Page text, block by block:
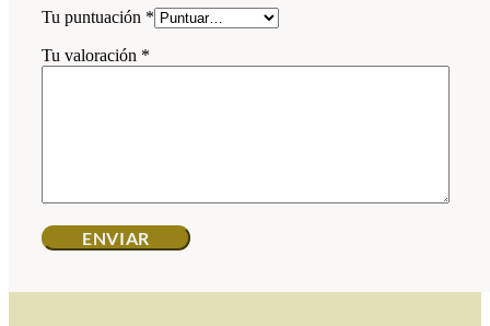
Tu puntuación *
Tu valoración *